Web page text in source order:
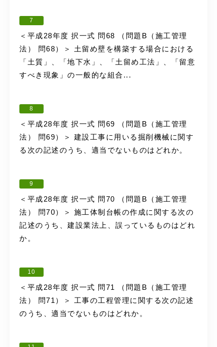
7
＜平成28年度 択一式 問68 （問題B（施工管理
法） 問68）＞ 土留め壁を構築する場合における
「土質」、「地下水」、「土留め工法」、「留意
すべき現象」の一般的な組合...
8
＜平成28年度 択一式 問69 （問題B（施工管理
法） 問69）＞ 建設工事に用いる掘削機械に関す
る次の記述のうち、適当でないものはどれか。
9
＜平成28年度 択一式 問70 （問題B（施工管理
法） 問70）＞ 施工体制台帳の作成に関する次の
記述のうち、建設業法上、誤っているものはどれ
か。
10
＜平成28年度 択一式 問71 （問題B（施工管理
法） 問71）＞ 工事の工程管理に関する次の記述
のうち、適当でないものはどれか。